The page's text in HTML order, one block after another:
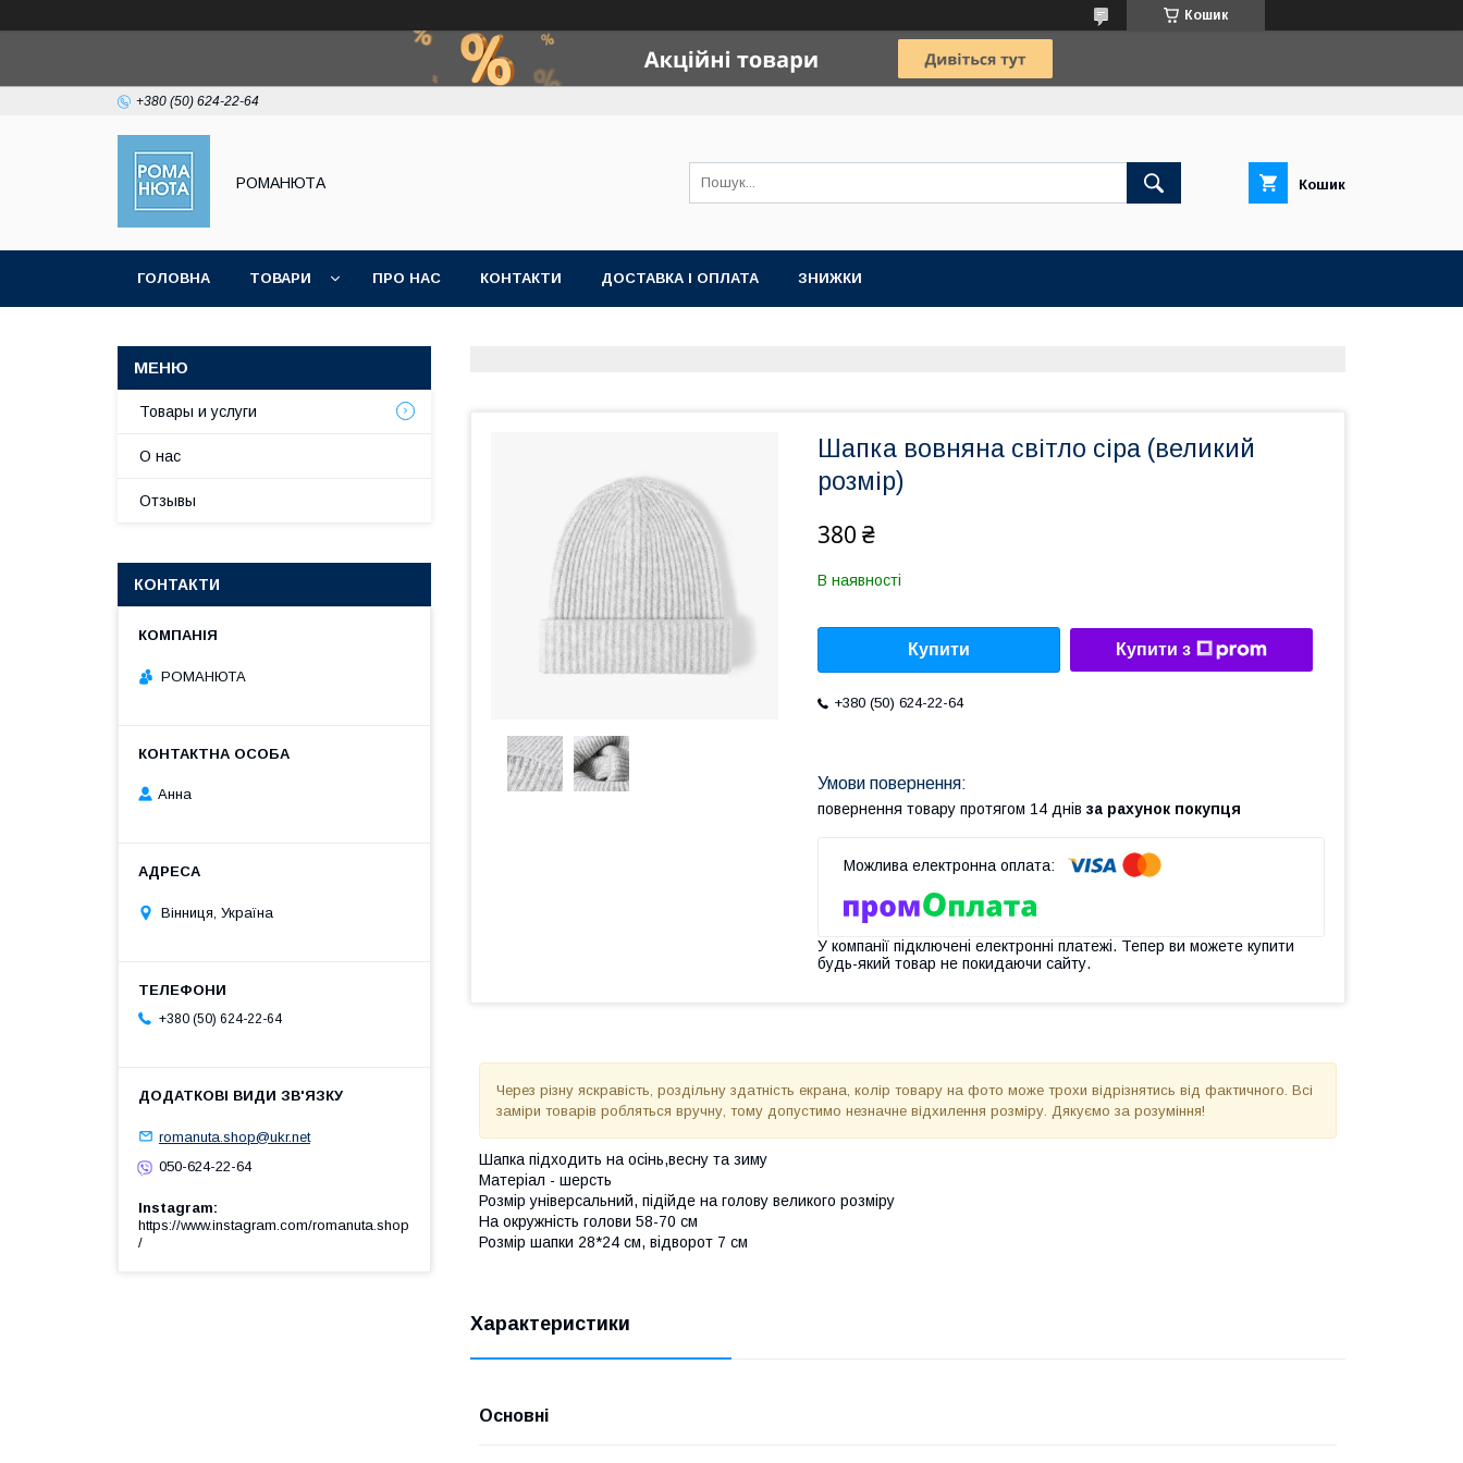
Кошик
+380 (50) 624-22-64
РОМАНЮТА Кошик
ГОЛОВНА ТОВАРИ ПРО НАС КОНТАКТИ ДОСТАВКА І ОПЛАТА ЗНИЖКИ
Шапка вовняна світло сіра (великий
розмір)
380 ₴
В наявності
Купити Купити з
+380 (50) 624-22-64
повернення товару протягом 14 днів за рахунок покупця
У компанії підключені електронні платежі. Тепер ви можете купити
будь-який товар не покидаючи сайту.
Через різну яскравість, роздільну здатність екрана, колір товару на фото може трохи відрізнятись від фактичного. Всі
заміри товарів робляться вручну, тому допустимо незначне відхилення розміру. Дякуємо за розуміння!
Шапка підходить на осінь,весну та зиму
Матеріал - шерсть
Розмір універсальний, підійде на голову великого розміру
На окружність голови 58-70 см
Розмір шапки 28*24 см, відворот 7 см
Характеристики
Основні
Товары и услуги
О нас
Отзывы
КОНТАКТИ
РОМАНЮТА
Анна
Вінниця, Україна
+380 (50) 624-22-64
romanuta.shop@ukr.net
050-624-22-64
Instagram
https://www.instagram.com/romanuta.shop
/